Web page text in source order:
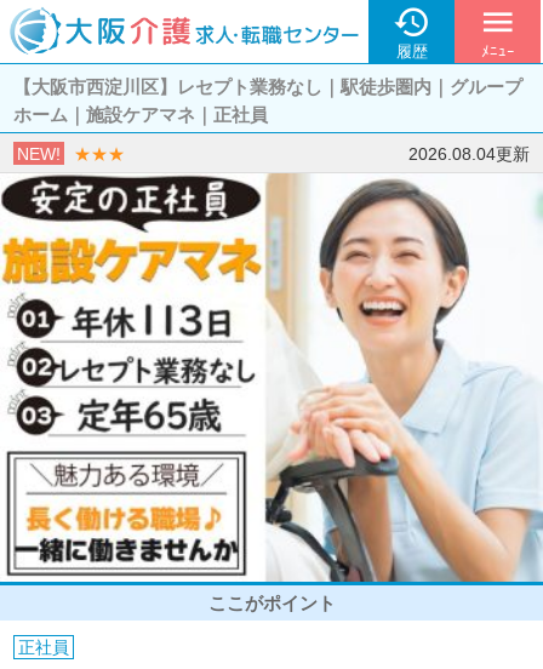

履歴
menu
ﾒﾆｭｰ
【大阪市西淀川区】レセプト業務なし｜駅徒歩圏内｜グループ
ホーム｜施設ケアマネ｜正社員
NEW! ★★★ 2026.08.04更新
ここがポイント
正社員